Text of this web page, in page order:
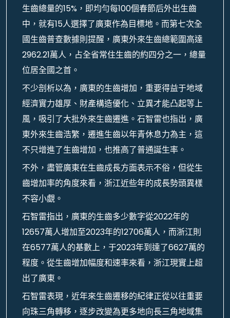
生齒總量的15%，即均勻每100個春節后外出生齒
中，就有15人選擇了廣東作為目標地。而第七次全
國生齒普查數據則提醒，廣東外來生齒總範圍高達
2962.21萬人，占全省常住生齒的約四分之一，總量
位居全國之首。
不少剖析以為，廣東的生齒增加，重要得益于地域
經濟實力雄厚、財產構造優化、立異才能凸起等上
風，吸引了大批外來生齒遷進。石智雷也指出，廣
東外來生齒浩繁，遷進生齒以年青休息力為主，這
不只增進了生齒增加，也推高了普通誕生率。
不外，盡管廣東在生齒成長方面表示不俗，但從生
齒增加率的角度來看，浙江近些年的成長勢頭異樣
不容小覷。
石智雷指出，廣東的生齒多少數字從2022年的
12657萬人增加至2023年的12706萬人，而浙江則
在6577萬人的基數上，于2023年到達了6627萬的
程度。從生齒增加幅度和速率來看，浙江現實上超
出了廣東。
石智雷表現，近年來生齒遷移的紀律正從以往重要
向珠三角轉移，逐步改變為更多地向長三角地域集